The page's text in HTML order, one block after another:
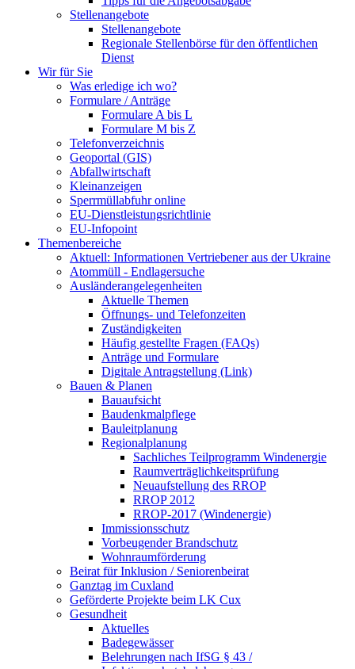
Stellenangebote
Stellenangebote
Regionale Stellenbörse für den öffentlichen
Dienst
Wir für Sie
Was erledige ich wo?
Formulare / Anträge
Formulare A bis L
Formulare M bis Z
Telefonverzeichnis
Geoportal (GIS)
Abfallwirtschaft
Kleinanzeigen
Sperrmüllabfuhr online
EU-Dienstleistungsrichtlinie
EU-Infopoint
Themenbereiche
Aktuell: Informationen Vertriebener aus der Ukraine
Atommüll - Endlagersuche
Ausländerangelegenheiten
Aktuelle Themen
Öffnungs- und Telefonzeiten
Zuständigkeiten
Häufig gestellte Fragen (FAQs)
Anträge und Formulare
Digitale Antragstellung (Link)
Bauen & Planen
Bauaufsicht
Baudenkmalpflege
Bauleitplanung
Regionalplanung
Sachliches Teilprogramm Windenergie
Raumverträglichkeitsprüfung
Neuaufstellung des RROP
RROP 2012
RROP-2017 (Windenergie)
Immissionsschutz
Vorbeugender Brandschutz
Wohnraumförderung
Beirat für Inklusion / Seniorenbeirat
Ganztag im Cuxland
Geförderte Projekte beim LK Cux
Gesundheit
Aktuelles
Badegewässer
Belehrungen nach IfSG § 43 /